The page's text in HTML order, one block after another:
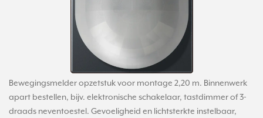
Bewegingsmelder opzetstuk voor montage 2,20 m. Binnenwerk
apart bestellen, bijv. elektronische schakelaar, tastdimmer of 3-
draads neventoestel. Gevoeligheid en lichtsterkte instelbaar,